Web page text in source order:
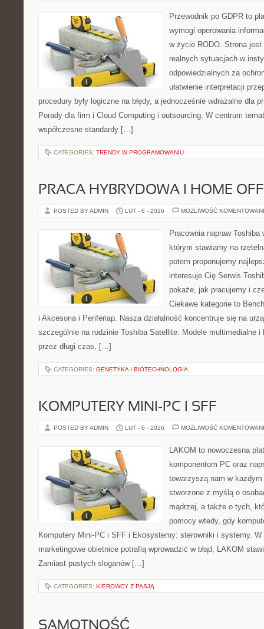
Przewodnik po GDPR to
wymogi operowania
w życie RODO. Strona
realnych sytuacjach w
odpowiedzialnych za
ułatwienie interpretacji
procedury były logiczne na błędy, a jednocześnie wdrażalne dla
Porady dla firm i Cloud Computing i outsourcing. W centrum
współczesne standardy […]
CATEGORIES: TRENDY W PROGRAMOWANIU
PRACA HYBRYDOWA I HOME
POSTED BY ADMIN LUT - 6 - 2026 MOŻLIWOŚĆ
Pracownia napraw
którym stawiamy na
potem proponujemy
interesuje Cię Serwis
pokaże, jak pracujemy i
Ciekawe kategorie to
i Akcesoria i Periferiap. Nasza działalność koncentruje się na
szczególnie na rodzinie Toshiba Satellite. Modele multimedialne i
przez długi czas, […]
CATEGORIES: GENETYKA I BIOTECHNOLOGIA
KOMPUTERY MINI-PC I SFF
POSTED BY ADMIN LUT - 6 - 2026 MOŻLIWOŚĆ
LAKOM to nowoczesna
komponentom PC oraz
towarzyszą nam w
stworzone z myślą o
mądrzej, a także o tych,
pomocy wtedy, gdy
Komputery Mini-PC i SFF i Ekosystemy: sterowniki i systemy.
marketingowe obietnice potrafią wprowadzić w błąd, LAKOM
Zamiast pustych sloganów […]
CATEGORIES: KIEROWCY Z PASJĄ
SAMOTNOŚĆ